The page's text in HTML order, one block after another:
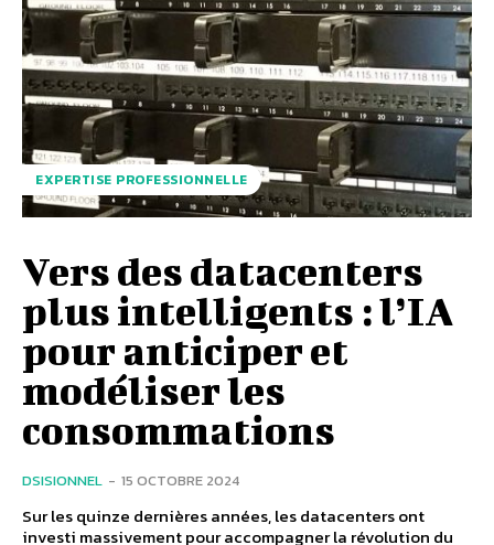
EXPERTISE PROFESSIONNELLE
Vers des datacenters
plus intelligents : l’IA
pour anticiper et
modéliser les
consommations
DSISIONNEL - 15 OCTOBRE 2024
Sur les quinze dernières années, les datacenters ont
investi massivement pour accompagner la révolution du